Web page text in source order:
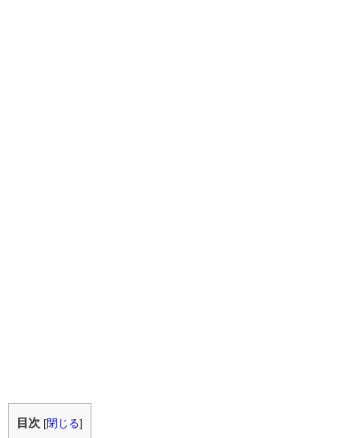
目次 [閉じる]